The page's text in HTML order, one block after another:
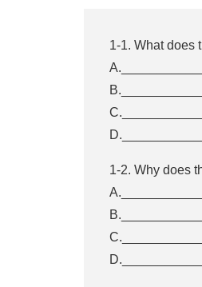
1-1. What does
1-2. Why does